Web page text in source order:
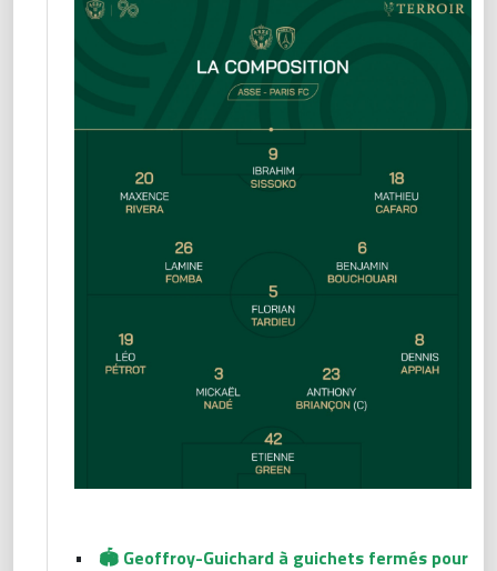
•
🏟 Geoffroy-Guichard à guichets fermés pour